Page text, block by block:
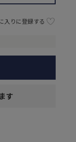
入りに登録する
す